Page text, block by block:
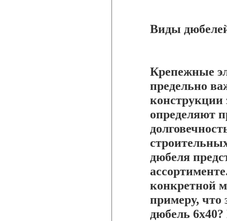
Виды
Крепежные
предельно
определяют
дюбеля
конкретной
примеру, что
дюбель